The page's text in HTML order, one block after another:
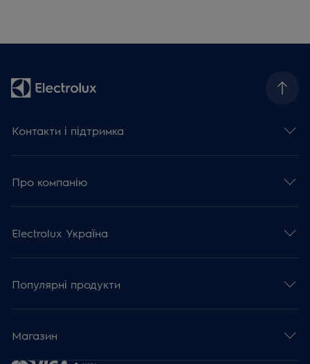
Контакти і підтримка
Про компанію
Electrolux Україна
Популярні продукти
Магазин